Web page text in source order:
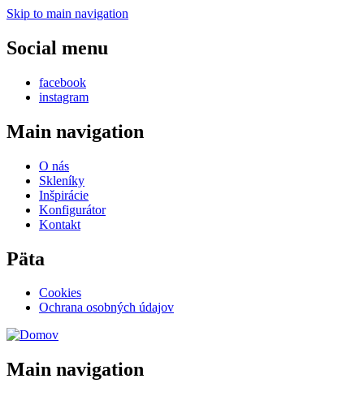
Skip to main navigation
Social menu
facebook
instagram
Main navigation
O nás
Skleníky
Inšpirácie
Konfigurátor
Kontakt
Päta
Cookies
Ochrana osobných údajov
Main navigation